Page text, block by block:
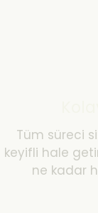
Tüm süreci
keyifli hale
ne kadar